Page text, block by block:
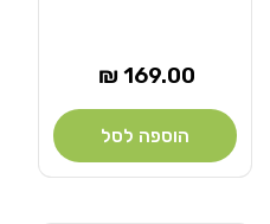
מחיר
169.00 ₪
הוספה לסל